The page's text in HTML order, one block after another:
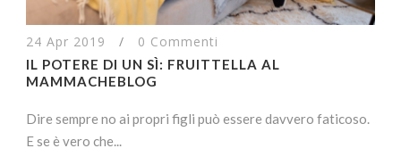
24 Apr 2019 / 0 Commenti
IL POTERE DI UN SÌ: FRUITTELLA AL
MAMMACHEBLOG
Dire sempre no ai propri figli può essere davvero faticoso.
E se è vero che...